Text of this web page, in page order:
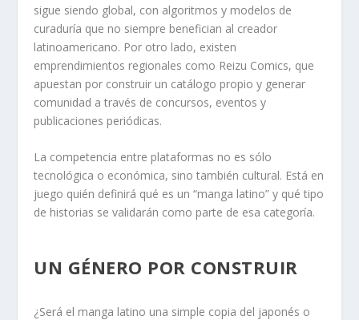
sigue siendo global, con algoritmos y modelos de
curaduría que no siempre benefician al creador
latinoamericano. Por otro lado, existen
emprendimientos regionales como Reizu Comics, que
apuestan por construir un catálogo propio y generar
comunidad a través de concursos, eventos y
publicaciones periódicas.
La competencia entre plataformas no es sólo
tecnológica o económica, sino también cultural. Está en
juego quién definirá qué es un “manga latino” y qué tipo
de historias se validarán como parte de esa categoría.
UN GÉNERO POR CONSTRUIR
¿Será el manga latino una simple copia del japonés o